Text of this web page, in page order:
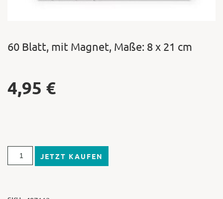
60 Blatt, mit Magnet, Maße: 8 x 21 cm
4,95 €
JETZT KAUFEN